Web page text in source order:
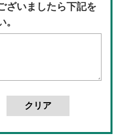
ざいましたら下記を